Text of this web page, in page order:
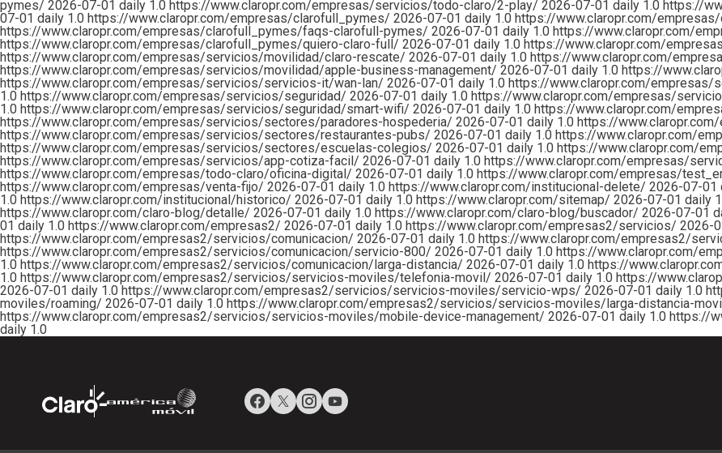
pymes/ 2026-07-01 daily 1.0 https://www.claropr.com/empresas/servicios/todo-claro/2-play/ 2026-07-01 daily 1.0 https://
07-01 daily 1.0 https://www.claropr.com/empresas/clarofull_pymes/ 2026-07-01 daily 1.0 https://www.claropr.com/
https://www.claropr.com/empresas/clarofull_pymes/faqs-clarofull-pymes/ 2026-07-01 daily 1.0 https://www.claropr.com/
https://www.claropr.com/empresas/clarofull_pymes/quiero-claro-full/ 2026-07-01 daily 1.0 https://www.claropr.com/
https://www.claropr.com/empresas/servicios/movilidad/claro-rescate/ 2026-07-01 daily 1.0 https://www.claropr.com/
https://www.claropr.com/empresas/servicios/movilidad/apple-business-management/ 2026-07-01 daily 1.0 https://
https://www.claropr.com/empresas/servicios/servicios-it/wan-lan/ 2026-07-01 daily 1.0 https://www.claropr.com/
1.0 https://www.claropr.com/empresas/servicios/seguridad/ 2026-07-01 daily 1.0 https://www.claropr.com/empresas/
1.0 https://www.claropr.com/empresas/servicios/seguridad/smart-wifi/ 2026-07-01 daily 1.0 https://www.claropr.com/
https://www.claropr.com/empresas/servicios/sectores/paradores-hospederia/ 2026-07-01 daily 1.0 https://
https://www.claropr.com/empresas/servicios/sectores/restaurantes-pubs/ 2026-07-01 daily 1.0 https://www.claropr.com/
https://www.claropr.com/empresas/servicios/sectores/escuelas-colegios/ 2026-07-01 daily 1.0 https://www.claropr.com/
https://www.claropr.com/empresas/servicios/app-cotiza-facil/ 2026-07-01 daily 1.0 https://www.claropr.com/empresas/
https://www.claropr.com/empresas/todo-claro/oficina-digital/ 2026-07-01 daily 1.0 https://www.claropr.com/empresas/
https://www.claropr.com/empresas/venta-fijo/ 2026-07-01 daily 1.0 https://www.claropr.com/institucional-delete/ 2026-07-01
1.0 https://www.claropr.com/institucional/historico/ 2026-07-01 daily 1.0 https://www.claropr.com/sitemap/ 2026-07-01 daily
https://www.claropr.com/claro-blog/detalle/ 2026-07-01 daily 1.0 https://www.claropr.com/claro-blog/buscador/ 2026-07-01
01 daily 1.0 https://www.claropr.com/empresas2/ 2026-07-01 daily 1.0 https://www.claropr.com/empresas2/servicios/ 2026-
https://www.claropr.com/empresas2/servicios/comunicacion/ 2026-07-01 daily 1.0 https://www.claropr.com/empresas2/
https://www.claropr.com/empresas2/servicios/comunicacion/servicio-800/ 2026-07-01 daily 1.0 https://www.claropr.com/
1.0 https://www.claropr.com/empresas2/servicios/comunicacion/larga-distancia/ 2026-07-01 daily 1.0 https://
1.0 https://www.claropr.com/empresas2/servicios/servicios-moviles/telefonia-movil/ 2026-07-01 daily 1.0 https://
2026-07-01 daily 1.0 https://www.claropr.com/empresas2/servicios/servicios-moviles/servicio-wps/ 2026-07-01 daily 1.0
moviles/roaming/ 2026-07-01 daily 1.0 https://www.claropr.com/empresas2/servicios/servicios-moviles/larga-distancia-
https://www.claropr.com/empresas2/servicios/servicios-moviles/mobile-device-management/ 2026-07-01 daily 1.0 https://
daily 1.0